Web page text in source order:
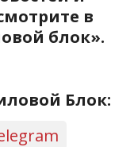
в
блок».
Блок: